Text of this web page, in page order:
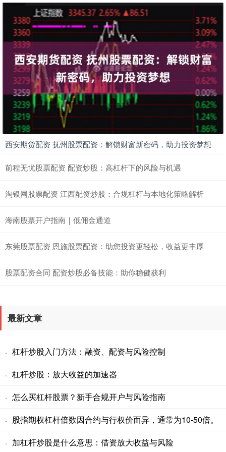
西安期货配资 抚州股票配资：解锁财富新密码，助力投资梦想
前程无忧股票配资 配资炒股：高杠杆下的风险与机遇
淘银网股票配资 江西配资炒股：合规杠杆与本地化策略解析
海南股票开户指南｜低佣金通道
东莞股票配资 恩施股票配资：助您投资更轻松，收益更丰厚
股票配资合同 配资炒股必备技能：助你稳健获利
最新文章
· 杠杆炒股入门方法：融资、配资与风险控制
· 杠杆炒股：放大收益的加速器
· 怎么买杠杆股票？新手合规开户与风险指南
· 股指期权杠杆倍数因合约与行权价而异，通常为10-50倍。
· 加杠杆炒股是什么意思：借资放大收益与风险